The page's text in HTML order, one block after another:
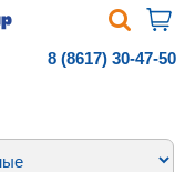
8 (8617) 30-47-50